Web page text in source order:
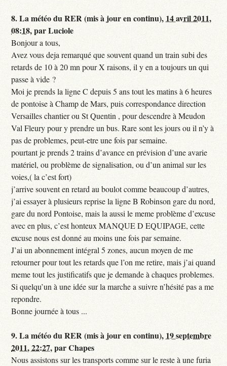
8.La météo du RER (mis à jour en continu), 14 avril 2011,
08:18,parLuciole
Bonjour a tous,
Avez vous deja remarqué que souvent quand un train subi des
retards de 10 à 20 mn pour X raisons, il y en a toujours un qui
passe à vide ?
Moi je prends la ligne C depuis 5 ans tout les matins à 6 heures
de pontoise à Champ de Mars, puis correspondance direction
Versailles chantier ou St Quentin , pour descendre à Meudon
Val Fleury pour y prendre un bus. Rare sont les jours ou il n’y à
pas de problemes, peut-etre une fois par semaine.
pourtant je prends 2 trains d’avance en prévision d’une avarie
matériel, ou problème de signalisation, ou d’un animal sur les
voies,( la c’est fort)
j’arrive souvent en retard au boulot comme beaucoup d’autres,
j’ai essayer à plusieurs reprise la ligne B Robinson gare du nord,
gare du nord Pontoise, mais la aussi le meme problème d’excuse
avec en plus, c’est honteux MANQUE D EQUIPAGE, cette
excuse nous est donné au moins une fois par semaine.
J’ai un abonnement intégral 5 zones, aucun moyen de me
retourner pour tout les retards que l’on me retire, mais j’ai quand
meme tout les justificatifs que je demande à chaques problemes.
Si quelqu’un à une idée sur la marche a suivre n’hésité pas a me
repondre.
Bonne journée à tous ...
9.La météo du RER (mis à jour en continu), 19 septembre
2011, 22:27,parChapes
Nous assistons sur les transports comme sur le reste à une furia